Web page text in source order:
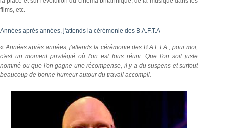
films, etc.
Années après années, j'attends la cérémonie des B.A.F.T.A
«Années après années, j'attends la cérémonie des B.A.F.T.A., pour moi,
c'est un moment privilégié où l'on est tous réuni. Que l'on soit juste
nominé ou que l'on gagne une récompense, il y a du suspens et surtout
beaucoup de bonne humeur autour du travail accompli.